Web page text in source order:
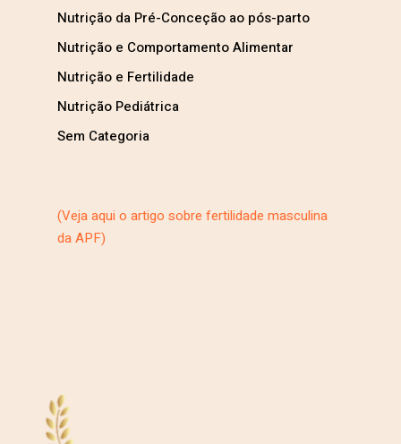
Nutrição da Pré-Conceção ao pós-parto
Nutrição e Comportamento Alimentar
Nutrição e Fertilidade
Nutrição Pediátrica
Sem Categoria
(Veja aqui o artigo sobre fertilidade masculina
da APF)